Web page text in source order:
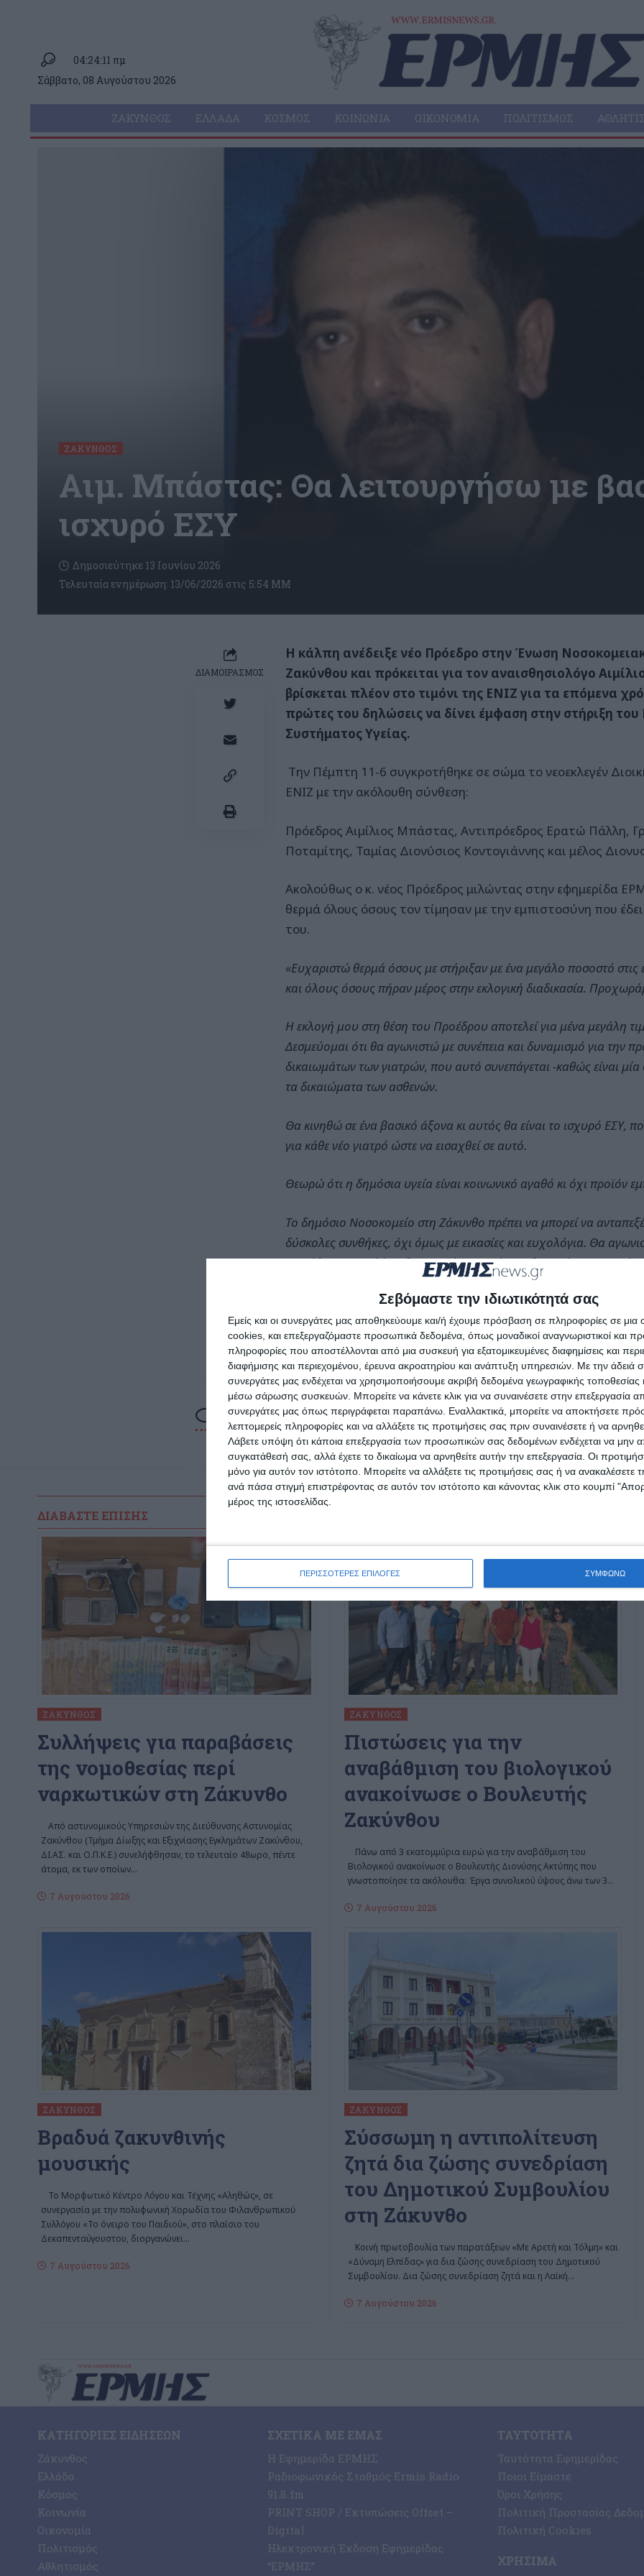
Σεβόμαστε την ιδιωτικότητά σας
Εμείς και οι συνεργάτες μας αποθηκεύουμε και/ή έχουμε πρόσβαση σε πληροφορίες σε
cookies, και επεξεργαζόμαστε προσωπικά δεδομένα, όπως μοναδικοί αναγνωριστικοί και
πληροφορίες που αποστέλλονται από μια συσκευή για εξατομικευμένες διαφημίσεις και
διαφήμισης και περιεχομένου, έρευνα ακροατηρίου και ανάπτυξη υπηρεσιών. Με την άδειά
συνεργάτες μας ενδέχεται να χρησιμοποιήσουμε ακριβή δεδομένα γεωγραφικής τοποθεσίας
μέσω σάρωσης συσκευών. Μπορείτε να κάνετε κλικ για να συναινέσετε στην επεξεργασία
συνεργάτες μας όπως περιγράφεται παραπάνω. Εναλλακτικά, μπορείτε να αποκτήσετε
λεπτομερείς πληροφορίες και να αλλάξετε τις προτιμήσεις σας πριν συναινέσετε ή να
Λάβετε υπόψη ότι κάποια επεξεργασία των προσωπικών σας δεδομένων ενδέχεται να μην
συγκατάθεσή σας, αλλά έχετε το δικαίωμα να αρνηθείτε αυτήν την επεξεργασία. Οι
μόνο για αυτόν τον ιστότοπο. Μπορείτε να αλλάξετε τις προτιμήσεις σας ή να ανακαλέσετε
ανά πάσα στιγμή επιστρέφοντας σε αυτόν τον ιστότοπο και κάνοντας κλικ στο κουμπί
μέρος της ιστοσελίδας.
ΠΕΡΙΣΣΟΤΕΡΕΣ ΕΠΙΛΟΓΕΣ ΣΥΜΦΩΝΩ
04:24:11 πμ
Σάββατο, 08 Αυγούστου 2026
ΖΆΚΥΝΘΟΣ ΕΛΛΆΔΑ ΚΌΣΜΟΣ ΚΟΙΝΩΝΊΑ ΟΙΚΟΝΟΜΊΑ ΠΟΛΙΤΙΣΜΌΣ
ΖΆΚΥΝΘΟΣ
Αιμ. Μπάστας: Θα λειτουργήσω με
ισχυρό ΕΣΥ
Τελευταία ενημέρωση: 13/06/2026 στις 5:54 ΜΜ
Δημοσιεύτηκε 13 Ιουνίου 2026
ΔΙΑΜΟΙΡΑΣΜΟΣ
Η κάλπη ανέδειξε νέο Πρόεδρο στην Ένωση
Ζακύνθου και πρόκειται για τον αναισθησιολόγο
βρίσκεται πλέον στο τιμόνι της ΕΝΙΖ για τα επόμενα
πρώτες του δηλώσεις να δίνει έμφαση στην στήριξη του
Συστήματος Υγείας.
Την Πέμπτη 11-6 συγκροτήθηκε σε σώμα το νεοεκλεγέν
ΕΝΙΖ με την ακόλουθη σύνθεση:
Πρόεδρος Αιμίλιος Μπάστας, Αντιπρόεδρος Ερατώ Πάλλη,
Ποταμίτης, Ταμίας Διονύσιος Κοντογιάννης και μέλος
Ακολούθως ο κ. νέος Πρόεδρος μιλώντας στην εφημερίδα
θερμά όλους όσους τον τίμησαν με την εμπιστοσύνη που
του.
«Ευχαριστώ θερμά όσους με στήριξαν με ένα μεγάλο ποσοστό
και όλους όσους πήραν μέρος στην εκλογική διαδικασία.
Η εκλογή μου στη θέση του Προέδρου αποτελεί για μένα μεγάλη
Δεσμεύομαι ότι θα αγωνιστώ με συνέπεια και δυναμισμό για την
δικαιωμάτων των γιατρών, που αυτό συνεπάγεται -καθώς είναι
τα δικαιώματα των ασθενών.
Θα κινηθώ σε ένα βασικό άξονα κι αυτός θα είναι το ισχυρό ΕΣΥ,
για κάθε νέο γιατρό ώστε να εισαχθεί σε αυτό.
Θεωρώ ότι η δημόσια υγεία είναι κοινωνικό αγαθό κι όχι προϊόν
Το δημόσιο Νοσοκομείο στη Ζάκυνθο πρέπει να μπορεί να
δύσκολες συνθήκες, όχι όμως με εικασίες και ευχολόγια. Θα
κατεύθυνση γιατί έχω δεσμευτεί και με τίποτα δεν πρόκειται να
Τέλος ο νέος πρόεδρος της ΕΝΙΖ ανέφερε ότι για να
μας χρειάζεται τη στήριξη όλων των γιατρών.
ΔΙΑΒΆΣΤΕ ΕΠΊΣΗΣ
ΖΆΚΥΝΘΟΣ
Συλλήψεις για παραβάσεις
της νομοθεσίας περί
ναρκωτικών στη Ζάκυνθο
Από αστυνομικούς Υπηρεσιών της Διεύθυνσης Αστυνομίας
Ζακύνθου (Τμήμα Δίωξης και Εξιχνίασης Εγκλημάτων Ζακύνθου,
ΔΙ.ΑΣ. και Ο.Π.Κ.Ε.) συνελήφθησαν, το τελευταίο 48ωρο, πέντε
άτομα, εκ των οποίων…
7 Αυγούστου 2026
ΖΆΚΥΝΘΟΣ
Πιστώσεις για την
αναβάθμιση του βιολογικού
ανακοίνωσε ο Βουλευτής
Ζακύνθου
Πάνω από 3 εκατομμύρια ευρώ για την αναβάθμιση του
Βιολογικού ανακοίνωσε ο Βουλευτής Διονύσης Ακτύπης που
γνωστοποίησε τα ακόλουθα: Έργα συνολικού ύψους άνω των 3…
7 Αυγούστου 2026
ΖΆΚΥΝΘΟΣ
Βραδυά ζακυνθινής
μουσικής
Το Μορφωτικό Κέντρο Λόγου και Τέχνης «Αληθώς», σε
συνεργασία με την πολυφωνική Χορωδία του Φιλανθρωπικού
Συλλόγου «Το όνειρο του Παιδιού», στο πλαίσιο του
Δεκαπενταύγουστου, διοργανώνει…
7 Αυγούστου 2026
ΖΆΚΥΝΘΟΣ
Σύσσωμη η αντιπολίτευση
ζητά δια ζώσης συνεδρίαση
του Δημοτικού Συμβουλίου
στη Ζάκυνθο
Κοινή πρωτοβουλία των παρατάξεων «Με Αρετή και Τόλμη» και
«Δύναμη Ελπίδας» για δια ζώσης συνεδρίαση του Δημοτικού
Συμβουλίου. Δια ζώσης συνεδρίαση ζητά και η Λαϊκή…
7 Αυγούστου 2026
ΚΑΤΗΓΟΡΊΕΣ ΕΙΔΉΣΕΩΝ
Ζάκυνθος
Ελλάδα
Κόσμος
Κοινωνία
Οικονομία
Πολιτισμός
Αθλητισμός
ΣΧΕΤΙΚΆ ΜΕ ΕΜΆΣ
Η Εφημερίδα ΕΡΜΗΣ
Ραδιοφωνικός Σταθμός Ermis Radio
91.8 fm
PRINT SHOP / Εκτυπώσεις Offset –
Digital
Ηλεκτρονική Έκδοση Εφημερίδας
“ΕΡΜΗΣ”
ΤΑΥΤΌΤΗΤΑ
Ταυτότητα Εφημερίδας
Ποιοι Είμαστε
Όροι Χρήσης
Πολιτική Προστασίας
Πολιτική Cookies
ΧΡΉΣΙΜΑ